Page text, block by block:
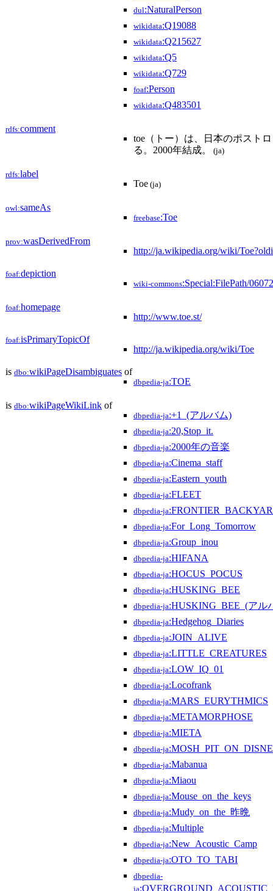
dul:NaturalPerson
wikidata:Q19088
wikidata:Q215627
wikidata:Q5
wikidata:Q729
foaf:Person
wikidata:Q483501
rdfs:comment
toe（トー）は、日本のポスト
る。2000年結成。
(ja)
rdfs:label
Toe (ja)
owl:sameAs
freebase:Toe
prov:wasDerivedFrom
http://ja.wikipedia.org/wiki/
foaf:depiction
wiki-commons:Special:FilePath/
foaf:homepage
http://www.toe.st/
foaf:isPrimaryTopicOf
http://ja.wikipedia.org/wiki/Toe
is dbo:wikiPageDisambiguates of
dbpedia-ja:TOE
is dbo:wikiPageWikiLink of
dbpedia-ja:+1_(アルバム)
dbpedia-ja:20,Stop_it.
dbpedia-ja:2000年の音楽
dbpedia-ja:Cinema_staff
dbpedia-ja:Eastern_youth
dbpedia-ja:FLEET
dbpedia-ja
dbpedia-ja:For_Long_Tomorrow
dbpedia-ja:Group_inou
dbpedia-ja:HIFANA
dbpedia-ja:HOCUS_POCUS
dbpedia-ja:HUSKING_BEE
dbpedia-ja:HUSKING_BEE_(アル
dbpedia-ja:Hedgehog_Diaries
dbpedia-ja:JOIN_ALIVE
dbpedia-ja:LITTLE_CREATURES
dbpedia-ja:LOW_IQ_01
dbpedia-ja:Locofrank
dbpedia-ja:MARS_EURYTHMICS
dbpedia-ja:METAMORPHOSE
dbpedia-ja:MIETA
dbpedia-ja
dbpedia-ja:Mabanua
dbpedia-ja:Miaou
dbpedia-ja:Mouse_on_the_keys
dbpedia-ja:Mudy_on_the_昨晩
dbpedia-ja:Multiple
dbpedia-ja:New_Acoustic_Camp
dbpedia-ja:OTO_TO_TABI
dbpedia-